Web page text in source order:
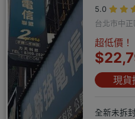
5.0
台北市中
超低價！
現貨
全新未拆